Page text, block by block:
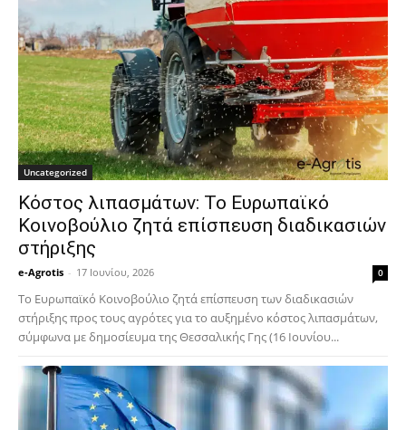
Uncategorized
Κόστος λιπασμάτων: Το Ευρωπαϊκό
Κοινοβούλιο ζητά επίσπευση διαδικασιών
στήριξης
e-Agrotis - 17 Ιουνίου, 2026 0
Το Ευρωπαϊκό Κοινοβούλιο ζητά επίσπευση των διαδικασιών
στήριξης προς τους αγρότες για το αυξημένο κόστος λιπασμάτων,
σύμφωνα με δημοσίευμα της Θεσσαλικής Γης (16 Ιουνίου...